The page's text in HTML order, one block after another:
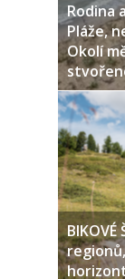
Rodina
Pláže,
Okolí
BIKOVÉ